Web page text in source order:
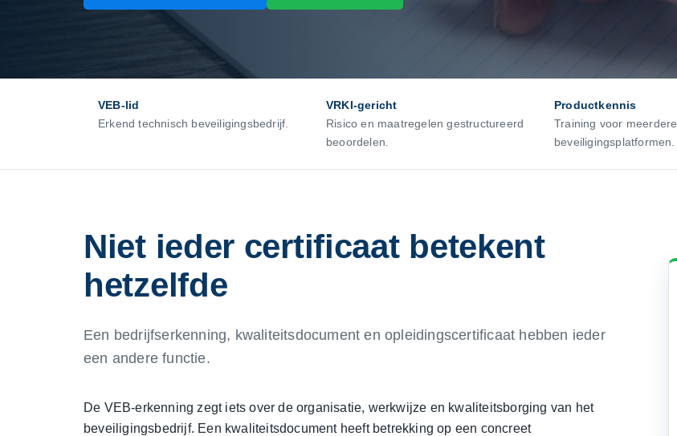
VEB-lid
Erkend technisch beveiligingsbedrijf.
VRKI-gericht
Risico en maatregelen gestructureerd
beoordelen.
Productkennis
Training voor meerdere
beveiligingsplatformen.
Niet ieder certificaat betekent
hetzelfde
Een bedrijfserkenning, kwaliteitsdocument en opleidingscertificaat hebben ieder
een andere functie.
De VEB-erkenning zegt iets over de organisatie, werkwijze en kwaliteitsborging van het
beveiligingsbedrijf. Een kwaliteitsdocument heeft betrekking op een concreet